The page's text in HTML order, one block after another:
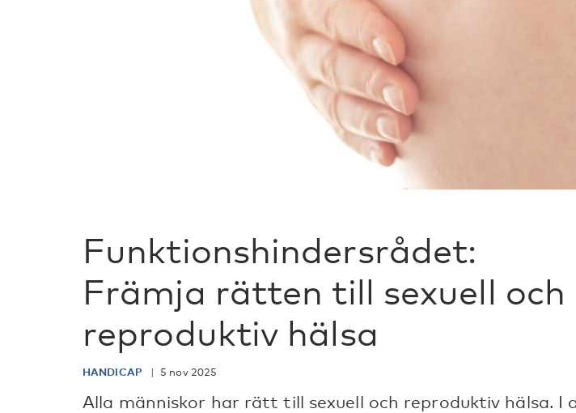
Funktionshindersrådet:
Främja rätten till sexuell och
reproduktiv hälsa
HANDICAP 5 nov 2025
Alla människor har rätt till sexuell och reproduktiv hälsa. I